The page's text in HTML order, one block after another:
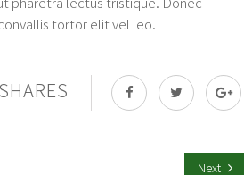
tortor elit vel leo.
SHARES
Next